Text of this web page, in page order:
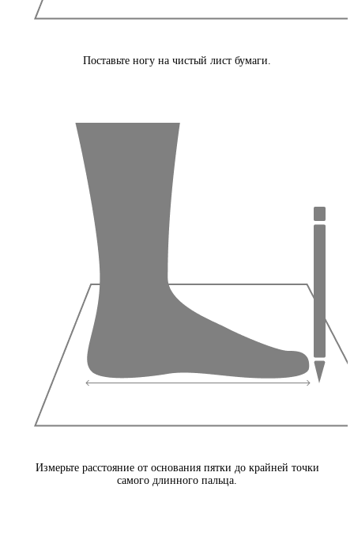
Поставьте ногу на чистый лист бумаги.
Измерьте расстояние от основания пятки до крайней точки
самого длинного пальца.